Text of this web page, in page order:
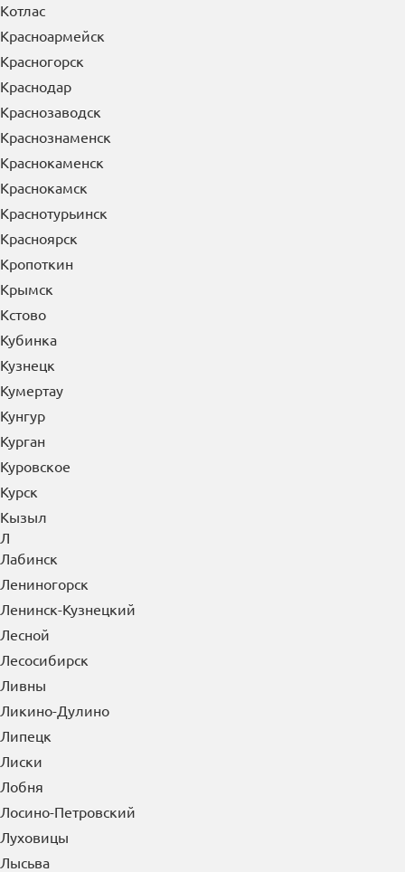
Котлас
Красноармейск
Красногорск
Краснодар
Краснозаводск
Краснознаменск
Краснокаменск
Краснокамск
Краснотурьинск
Красноярск
Кропоткин
Крымск
Кстово
Кубинка
Кузнецк
Кумертау
Кунгур
Курган
Куровское
Курск
Кызыл
Л
Лабинск
Лениногорск
Ленинск-Кузнецкий
Лесной
Лесосибирск
Ливны
Ликино-Дулино
Липецк
Лиски
Лобня
Лосино-Петровский
Луховицы
Лысьва